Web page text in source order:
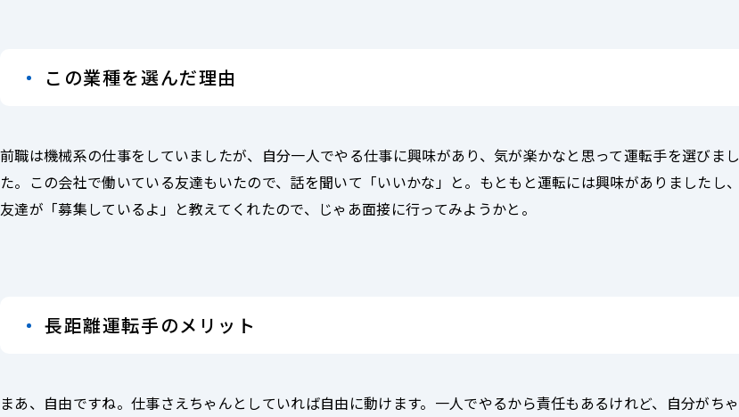
この業種を選んだ理由
前職は機械系の仕事をしていましたが、自分一人でやる仕事に興味があり、気が楽かなと思って運転手を選びまし
た。この会社で働いている友達もいたので、話を聞いて「いいかな」と。もともと運転には興味がありましたし、
友達が「募集しているよ」と教えてくれたので、じゃあ面接に行ってみようかと。
長距離運転手のメリット
まあ、自由ですね。仕事さえちゃんとしていれば自由に動けます。一人でやるから責任もあるけれど、自分がちゃ